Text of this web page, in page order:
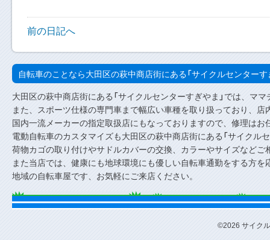
前の日記へ
自転車のことなら大田区の萩中商店街にある「サイクルセンターす
大田区の萩中商店街にある「サイクルセンターすぎやま」では、
また、スポーツ仕様の専門車まで幅広い車種を取り扱っており、
国内一流メーカーの指定取扱店にもなっておりますので、修理はお
電動自転車のカスタマイズも大田区の萩中商店街にある「サイクル
荷物カゴの取り付けやサドルカバーの交換、カラーやサイズなどご
また当店では、健康にも地球環境にも優しい自転車通勤をする方を
地域の自転車屋です、お気軽にご来店ください。
©2026 サイク